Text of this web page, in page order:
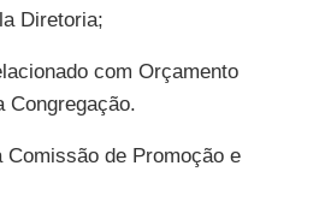
Diretoria;
com Orçamento
Congregação.
de Promoção e